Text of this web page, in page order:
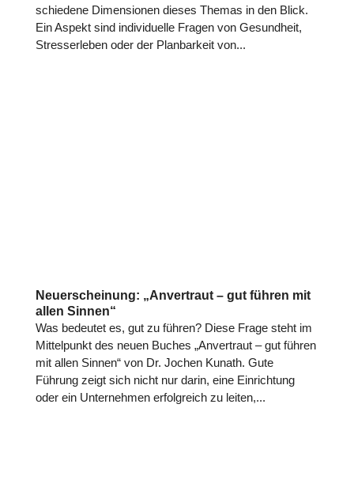
schie­dene Dimen­sio­nen dieses Themas in den Blick.
Ein Aspekt sind indi­vi­du­elle Fragen von Gesund­heit,
Stres­ser­le­ben oder der Plan­bar­keit von...
Neuerscheinung: „Anvertraut – gut führen mit
allen Sinnen“
Was bedeutet es, gut zu führen? Diese Frage steht im
Mit­tel­punkt des neuen Buches „Anver­traut – gut führen
mit allen Sinnen“ von Dr. Jochen Kunath. Gute
Führung zeigt sich nicht nur darin, eine Ein­rich­tung
oder ein Unter­neh­men erfolg­reich zu leiten,...